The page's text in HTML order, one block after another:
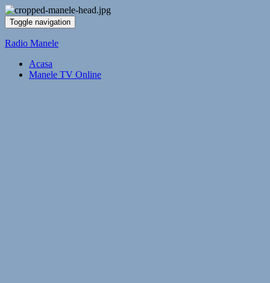
Toggle navigation
Radio Manele
Acasa
Manele TV Online